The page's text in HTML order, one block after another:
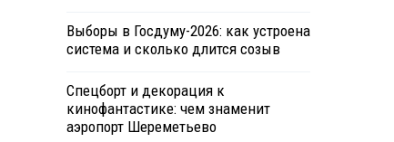
Выборы в Госдуму-2026: как устроена
система и сколько длится созыв
Спецборт и декорация к
кинофантастике: чем знаменит
аэропорт Шереметьево